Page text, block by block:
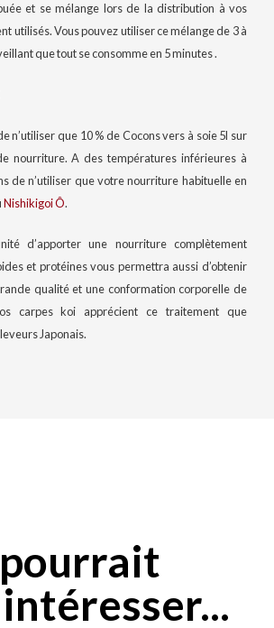
et se mélange lors de la distribution à vos
utilisés. Vous pouvez utiliser ce mélange de 3 à
que tout se consomme en 5 minutes .
n’utiliser que 10 % de Cocons vers à soie 5l sur
nourriture. A des températures inférieures à
de n’utiliser que votre nourriture habituelle en
Nishikigoi Ô.
d’apporter une nourriture complètement
et protéines vous permettra aussi d’obtenir
qualité et une conformation corporelle de
carpes koi apprécient ce traitement que
Japonais.